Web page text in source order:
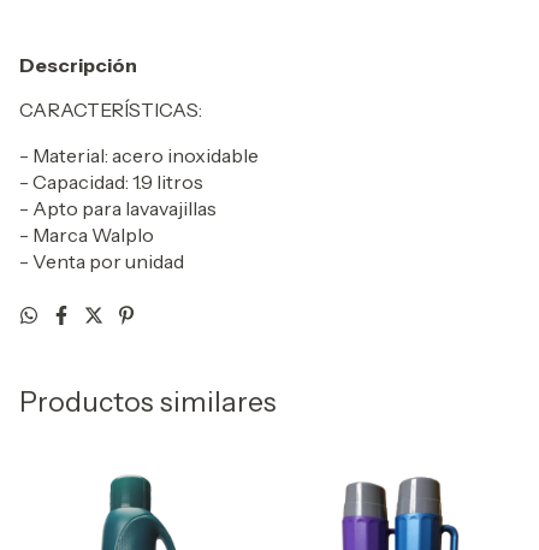
Descripción
CARACTERÍSTICAS:
- Material: acero inoxidable
- Capacidad: 1.9 litros
- Apto para lavavajillas
- Marca Walplo
- Venta por unidad
Productos similares